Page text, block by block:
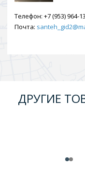
Телефон: +7 (953) 964-
Почта:
ДРУГИЕ